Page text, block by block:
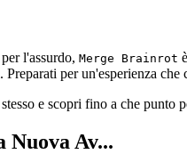
l'assurdo, Merge Brainrot
per un'esperienza
e scopri fino a che punto
Av...